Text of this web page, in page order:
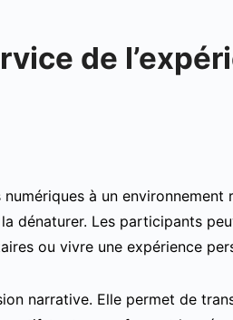
de
à un environnement
dénaturer. Les participants
ou vivre une expérience
narrative. Elle permet de